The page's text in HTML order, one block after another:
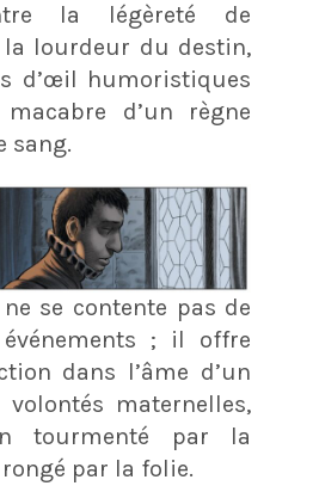
la légèreté de
la lourdeur du destin,
d’œil humoristiques
d’un règne
sang.
se contente pas de
; il offre
dans l’âme d’un
maternelles,
tourmenté par la
par la folie.